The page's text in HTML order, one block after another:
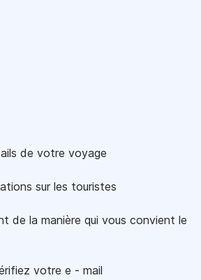
de votre voyage
sur les touristes
de la manière qui vous convient le
votre e - mail